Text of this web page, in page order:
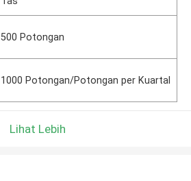
500 Potongan
1000 Potongan/Potongan per Kuartal
Lihat Lebih